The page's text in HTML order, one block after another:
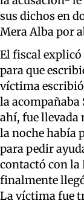
sus dichos en
Mera Alba por
El fiscal explicó
para que
víctima
la acompañaba
ahí, fue llevada
la noche había
para pedir
contactó con la
finalmente
La víctima fue